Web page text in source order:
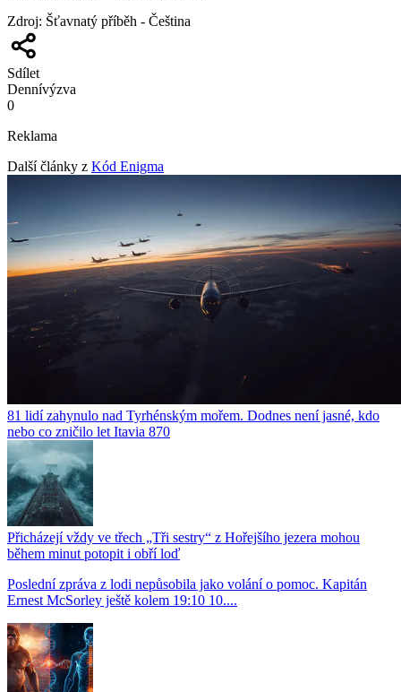
Zdroj: Šťavnatý příběh - Čeština
Sdílet
Dennívýzva
0
Reklama
Další články z Kód Enigma
81 lidí zahynulo nad Tyrhénským mořem. Dodnes není jasné, kdo
nebo co zničilo let Itavia 870
Přicházejí vždy ve třech „Tři sestry“ z Hořejšího jezera mohou
během minut potopit i obří loď
Poslední zpráva z lodi nepůsobila jako volání o pomoc. Kapitán
Ernest McSorley ještě kolem 19:10 10....